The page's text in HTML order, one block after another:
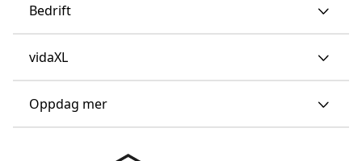
Bedrift
vidaXL
Oppdag mer